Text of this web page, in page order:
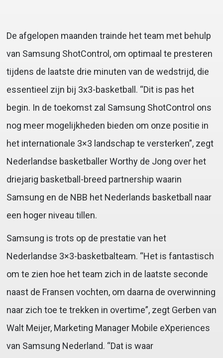
De afgelopen maanden trainde het team met behulp
van Samsung ShotControl, om optimaal te presteren
tijdens de laatste drie minuten van de wedstrijd, die
essentieel zijn bij 3x3-basketball. “Dit is pas het
begin. In de toekomst zal Samsung ShotControl ons
nog meer mogelijkheden bieden om onze positie in
het internationale 3×3 landschap te versterken”, zegt
Nederlandse basketballer Worthy de Jong over het
driejarig basketball-breed partnership waarin
Samsung en de NBB het Nederlands basketball naar
een hoger niveau tillen.
Samsung is trots op de prestatie van het
Nederlandse 3×3-basketbalteam. “Het is fantastisch
om te zien hoe het team zich in de laatste seconde
naast de Fransen vochten, om daarna de overwinning
naar zich toe te trekken in overtime”, zegt Gerben van
Walt Meijer, Marketing Manager Mobile eXperiences
van Samsung Nederland. “Dat is waar